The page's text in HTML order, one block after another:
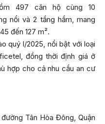
497 căn hộ cùng 10
nổi và 2 tầng hầm, mang
đến 127 m².
quý I/2025, nổi bật với loại
đồng thời định giá ở
hợp cho cả nhu cầu an cư
Tân Hòa Đông, Quận